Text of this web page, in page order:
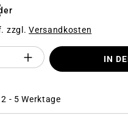
zzgl.Versandkosten
des IN
- 5 Werktage